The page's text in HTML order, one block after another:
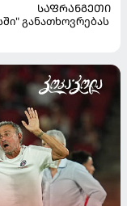
ᲡᲐᲤᲠᲐᲜᲒᲔᲗᲘ
განათხოვრებას